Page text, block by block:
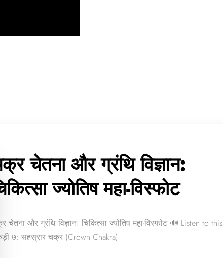
चेतना और ग्रंथि विज्ञान:
ज्योतिष महा-विस्फोट
चेतना और ग्रंथि विज्ञान: चिकित्सा ज्योतिष महा-विस्फोट 🔊 Listen to this
७: सहस्रार चक्र (Crown Chakra)